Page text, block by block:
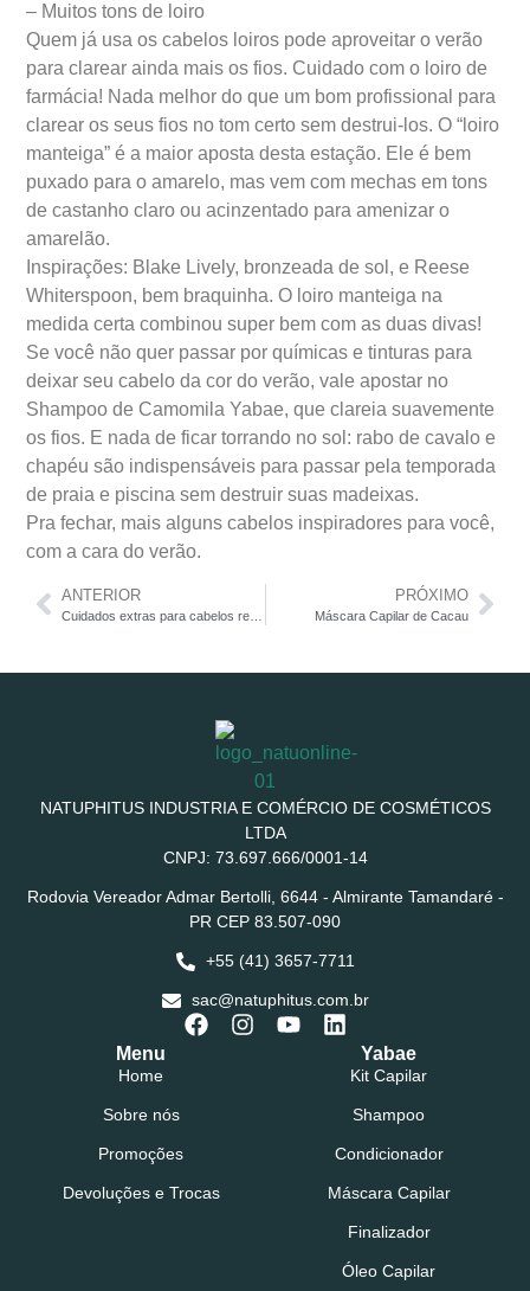
– Muitos tons de loiro
Quem já usa os cabelos loiros pode aproveitar o verão
para clarear ainda mais os fios. Cuidado com o loiro de
farmácia! Nada melhor do que um bom profissional para
clarear os seus fios no tom certo sem destrui-los. O “loiro
manteiga” é a maior aposta desta estação. Ele é bem
puxado para o amarelo, mas vem com mechas em tons
de castanho claro ou acinzentado para amenizar o
amarelão.
Inspirações: Blake Lively, bronzeada de sol, e Reese
Whiterspoon, bem braquinha. O loiro manteiga na
medida certa combinou super bem com as duas divas!
Se você não quer passar por químicas e tinturas para
deixar seu cabelo da cor do verão, vale apostar no
Shampoo de Camomila Yabae, que clareia suavemente
os fios. E nada de ficar torrando no sol: rabo de cavalo e
chapéu são indispensáveis para passar pela temporada
de praia e piscina sem destruir suas madeixas.
Pra fechar, mais alguns cabelos inspiradores para você,
com a cara do verão.
ANTERIOR PRÓXIMO
Máscara Capilar de Cacau
NATUPHITUS INDUSTRIA E COMÉRCIO DE COSMÉTICOS
LTDA
CNPJ: 73.697.666/0001-14
Rodovia Vereador Admar Bertolli, 6644 - Almirante Tamandaré -
PR CEP 83.507-090
+55 (41) 3657-7711
sac@natuphitus.com.br
Menu
Home
Sobre nós
Promoções
Devoluções e Trocas
Yabae
Kit Capilar
Shampoo
Condicionador
Máscara Capilar
Finalizador
Óleo Capilar